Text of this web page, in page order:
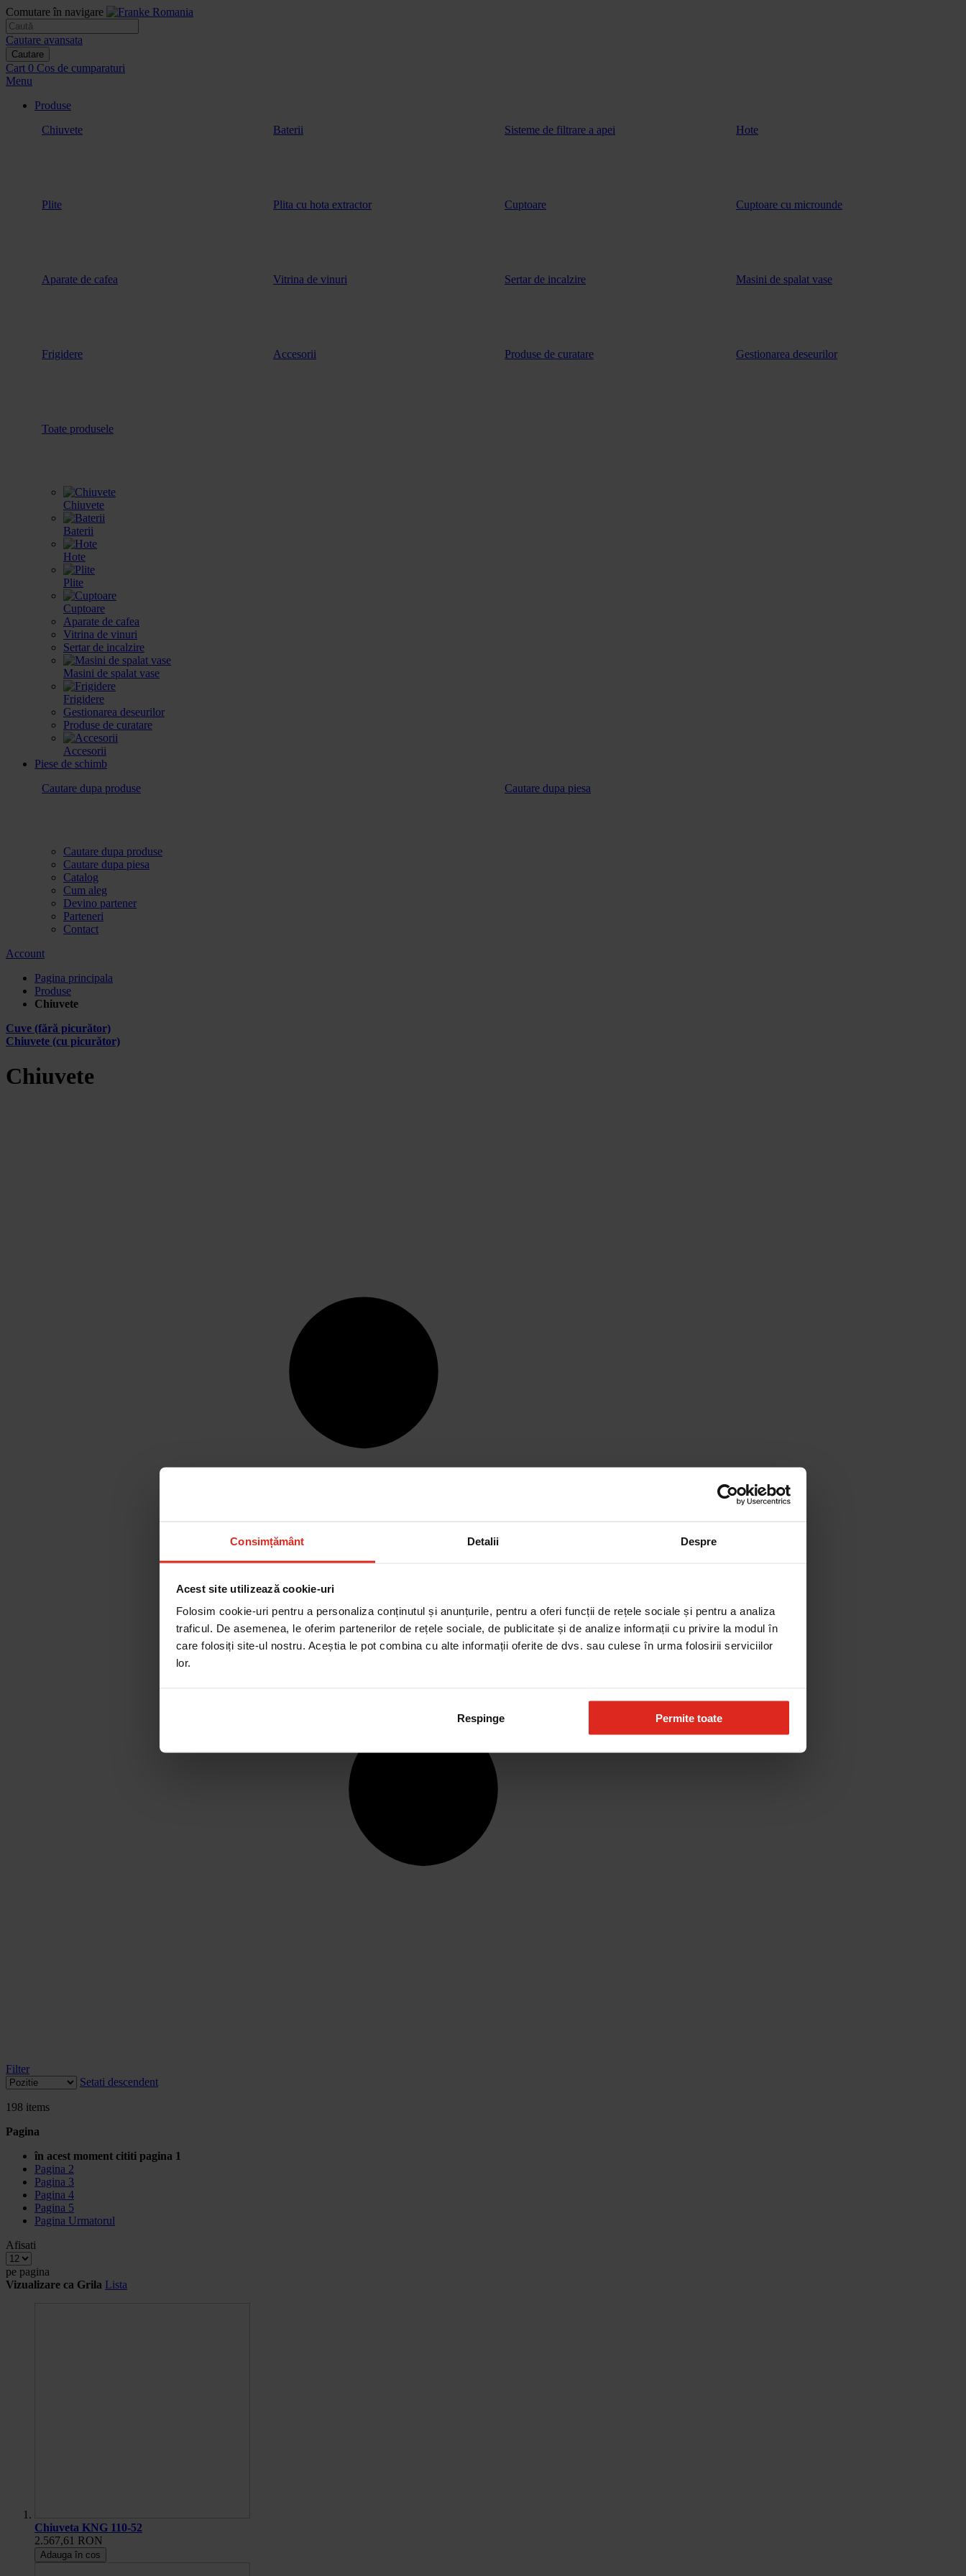
Consimțământ Detalii Despre
Acest site utilizează cookie-uri
Folosim cookie-uri pentru a personaliza conținutul și anunțurile, pentru a oferi funcții de rețele sociale și pentru a analiza
traficul. De asemenea, le oferim partenerilor de rețele sociale, de publicitate și de analize informații cu privire la modul în
care folosiți site-ul nostru. Aceștia le pot combina cu alte informații oferite de dvs. sau culese în urma folosirii serviciilor
lor.
Respinge Permite toate
Comutare în navigare
Cautare avansata
Cautare
Cart 0 Cos de cumparaturi
Menu
Produse
Chiuvete
Baterii Sisteme de filtrare a apei Hote
Plite Plita cu hota extractor Cuptoare Cuptoare cu microunde
Aparate de cafea Vitrina de vinuri Sertar de incalzire Masini de spalat vase
Frigidere Accesorii Produse de curatare Gestionarea deseurilor
Toate produsele
Chiuvete
Baterii
Hote
Plite
Cuptoare
Aparate de cafea
Vitrina de vinuri
Sertar de incalzire
Masini de spalat vase
Frigidere
Gestionarea deseurilor
Produse de curatare
Accesorii
Piese de schimb
Cautare dupa produse
Cautare dupa piesa
Cautare dupa produse
Cautare dupa piesa
Catalog
Cum aleg
Devino partener
Parteneri
Contact
Account
Pagina principala
Produse
Chiuvete
Cuve (fără picurător)
Chiuvete (cu picurător)
Chiuvete
Filter
Setati descendent
198 items
Pagina
în acest moment cititi pagina 1
Pagina 2
Pagina 3
Pagina 4
Pagina 5
Pagina Urmatorul
Afisati
pe pagina
Vizualizare ca Grila Lista
Chiuveta KNG 110-52
2.567,61 RON
Adauga în cos